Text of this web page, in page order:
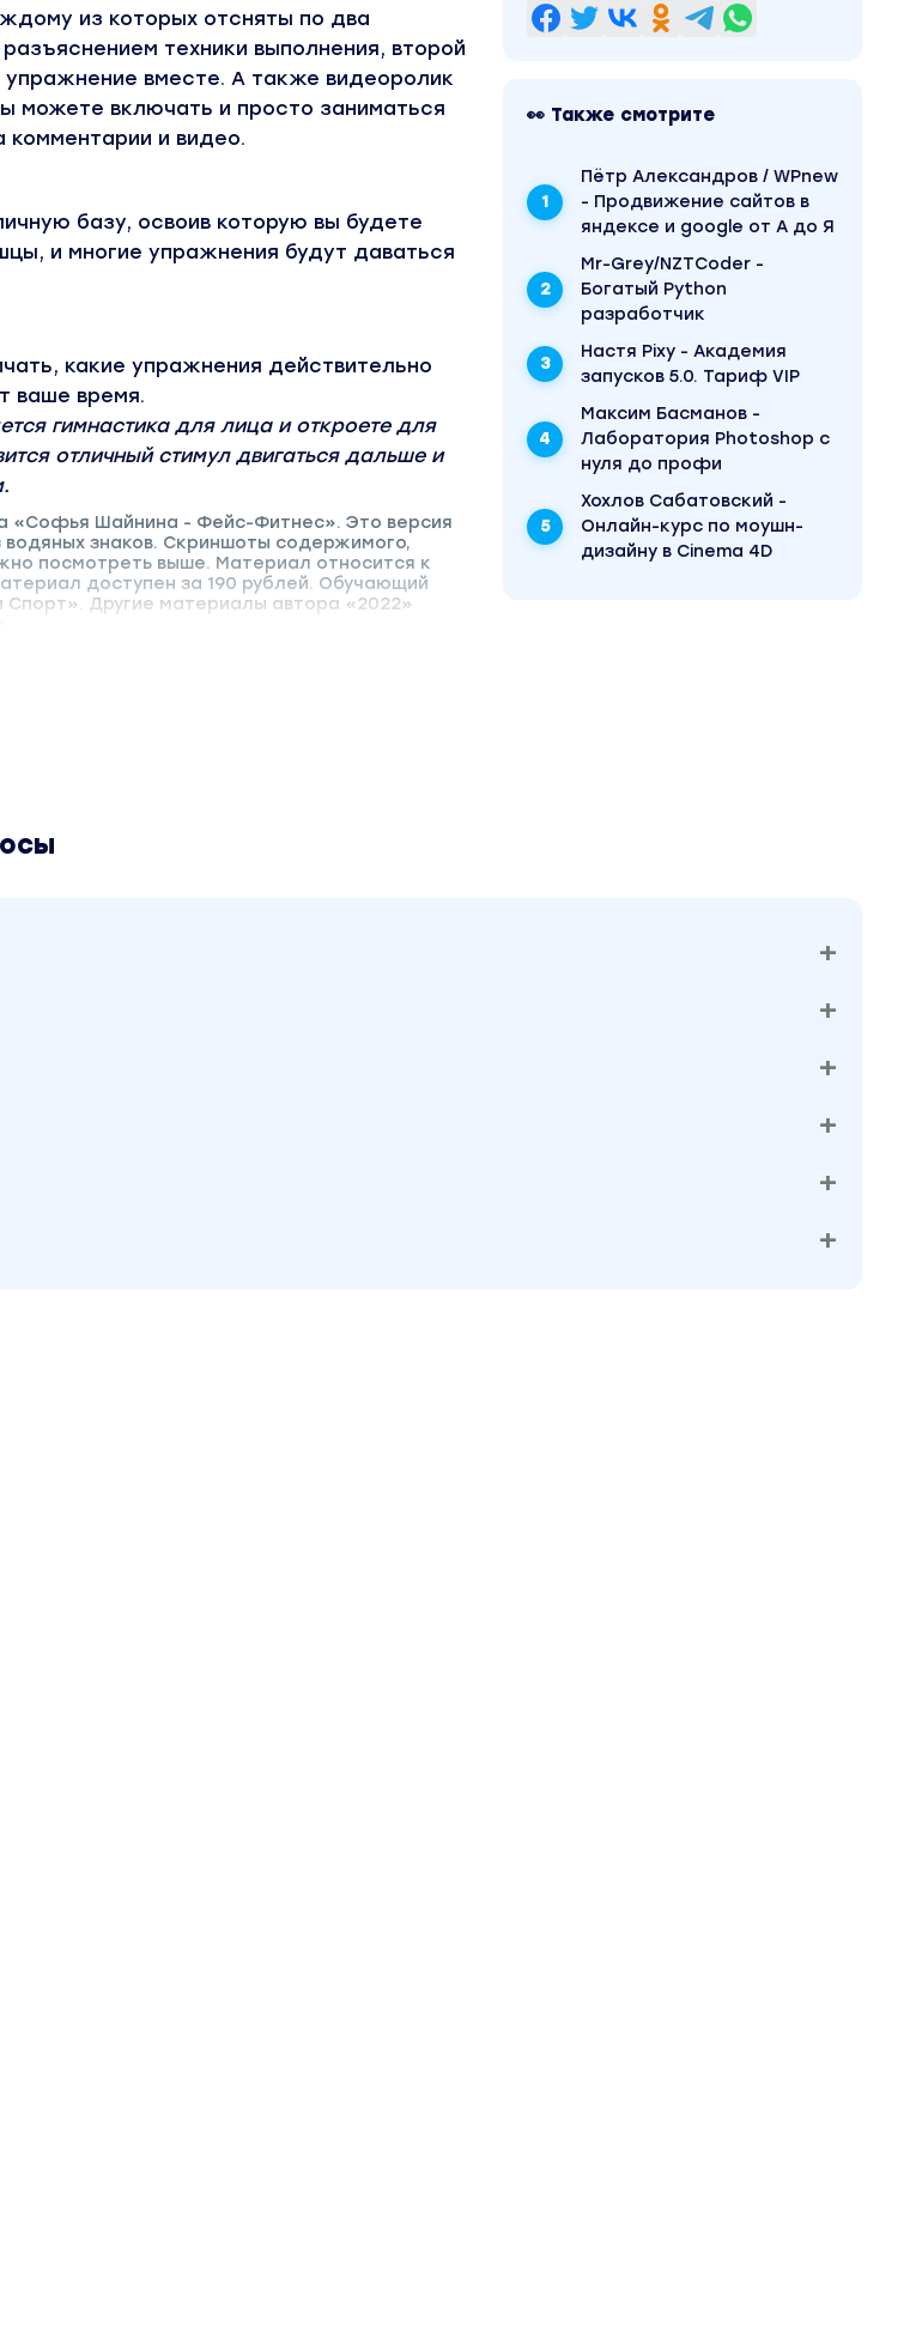
из которых отсняты по два
техники выполнения, второй
вместе. А также видеоролик
можете включать и просто заниматься
комментарии и видео.
базу, освоив которую вы будете
и многие упражнения будут даваться
какие упражнения действительно
ваше время.
гимнастика для лица и откроете для
отличный стимул двигаться дальше и
«Софья Шайнина - Фейс-Фитнес». Это версия
знаков. Скриншоты содержимого,
посмотреть выше. Материал относится к
доступен за 190 рублей. Обучающий
Спорт». Другие материалы автора «2022»
👀 Также смотрите
Пётр Александров / WPnew
- Продвижение сайтов в
яндексе и google от А до Я
Mr-Grey/NZTCoder -
Богатый Python
разработчик
Настя Pixy - Академия
запусков 5.0. Тариф VIP
Максим Басманов -
Лаборатория Photoshop с
нуля до профи
Хохлов Сабатовский -
Онлайн-курс по моушн-
дизайну в Cinema 4D